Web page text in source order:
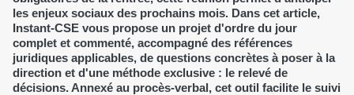
les enjeux sociaux des prochains mois. Dans cet article,
Instant-CSE vous propose un projet d'ordre du jour
complet et commenté, accompagné des références
juridiques applicables, de questions concrètes à poser à la
direction et d'une méthode exclusive : le relevé de
décisions. Annexé au procès-verbal, cet outil facilite le suivi